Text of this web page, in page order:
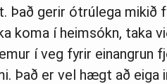
Það gerir ótrúlega mikið
koma í heimsókn, taka
í veg fyrir einangrun
Það er vel hægt að eiga